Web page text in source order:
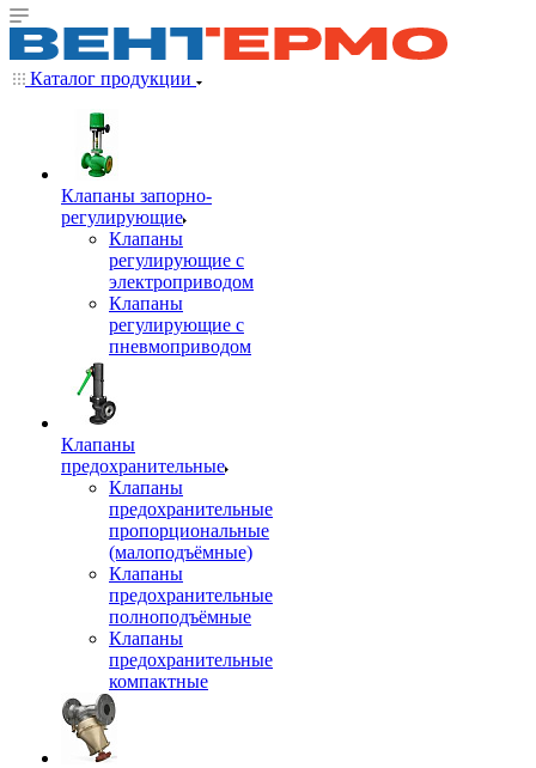
Каталог продукции
Клапаны запорно-
регулирующие
Клапаны
регулирующие с
электроприводом
Клапаны
регулирующие с
пневмоприводом
Клапаны
предохранительные
Клапаны
предохранительные
пропорциональные
(малоподъёмные)
Клапаны
предохранительные
полноподъёмные
Клапаны
предохранительные
компактные